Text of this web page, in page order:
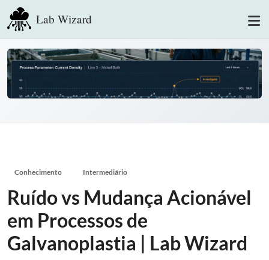
Lab Wizard
Conhecimento Intermediário
Ruído vs Mudança Acionável
em Processos de
Galvanoplastia | Lab Wizard